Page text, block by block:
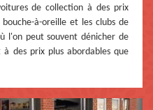
de collection à des prix
à-oreille et les clubs de
l'on peut souvent dénicher de
à des prix plus abordables que